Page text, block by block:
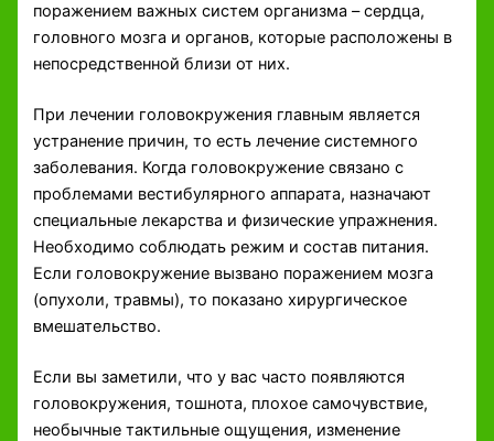
поражением важных систем организма – сердца,
головного мозга и органов, которые расположены в
непосредственной близи от них.
При лечении головокружения главным является
устранение причин, то есть лечение системного
заболевания. Когда головокружение связано с
проблемами вестибулярного аппарата, назначают
специальные лекарства и физические упражнения.
Необходимо соблюдать режим и состав питания.
Если головокружение вызвано поражением мозга
(опухоли, травмы), то показано хирургическое
вмешательство.
Если вы заметили, что у вас часто появляются
головокружения, тошнота, плохое самочувствие,
необычные тактильные ощущения, изменение